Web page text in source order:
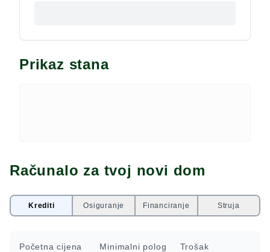
Prikaz stana
Računalo za tvoj novi dom
Krediti Osiguranje Financiranje Struja
Početna cijena
Minimalni polog
Trošak